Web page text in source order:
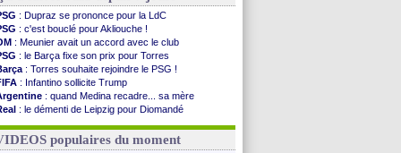
: Dupraz se prononce pour la LdC
: c'est bouclé pour Akliouche !
: Meunier avait un accord avec le club
: le Barça fixe son prix pour Torres
: Torres souhaite rejoindre le PSG !
: Infantino sollicite Trump
: quand Medina recadre... sa mère
: le démenti de Leipzig pour Diomandé
: le conseiller d'Infantino démissionne !
populaires du moment